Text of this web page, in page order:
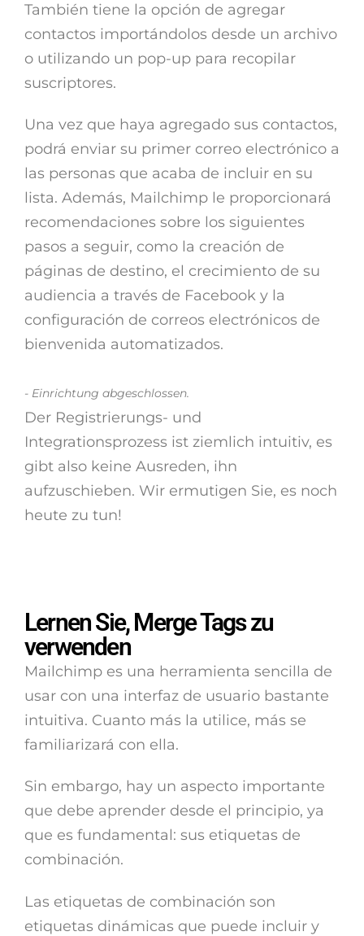
También tiene la opción de agregar
contactos importándolos desde un archivo
o utilizando un pop-up para recopilar
suscriptores.
Una vez que haya agregado sus contactos,
podrá enviar su primer correo electrónico a
las personas que acaba de incluir en su
lista. Además, Mailchimp le proporcionará
recomendaciones sobre los siguientes
pasos a seguir, como la creación de
páginas de destino, el crecimiento de su
audiencia a través de Facebook y la
configuración de correos electrónicos de
bienvenida automatizados.
- Einrichtung abgeschlossen.
Der Registrierungs- und
Integrationsprozess ist ziemlich intuitiv, es
gibt also keine Ausreden, ihn
aufzuschieben. Wir ermutigen Sie, es noch
heute zu tun!
Mailchimp es una herramienta sencilla de
usar con una interfaz de usuario bastante
intuitiva. Cuanto más la utilice, más se
familiarizará con ella.
Sin embargo, hay un aspecto importante
que debe aprender desde el principio, ya
que es fundamental: sus etiquetas de
combinación.
Las etiquetas de combinación son
etiquetas dinámicas que puede incluir y
Lernen Sie, Merge Tags zu
verwenden